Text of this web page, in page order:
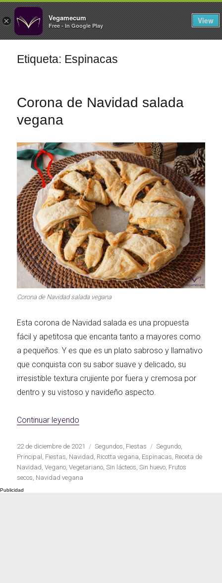
× Vegamecum
Free - In Google Play
View
FILTROS
Especial 'Al aire libre'
Cocina en Familia ¡A dipear!
Primeros para
brillar
Segundos
irresistibles
Los más completos
Las Hamburguesas
más Top
La salsa ideal Los imprescindibles Días de fiesta
Cocina de invierno
con calabaza
Etiqueta: Espinacas
Corona de Navidad salada
vegana
Corona de Navidad salada vegana
Esta corona de Navidad salada es una propuesta
fácil y apetitosa que encanta tanto a mayores como
a pequeños. Y es que es un plato sabroso y llamativo
que conquista con su sabor suave y delicado, su
irresistible textura crujiente por fuera y cremosa por
dentro y su vistoso y navideño aspecto.
Continuar leyendo
Publicado
el
22 de diciembre de 2021 Categorías
Segundos, Fiestas Etiquetas
Segundo,
Principal , Fiestas, Navidad, Ricotta vegana, Espinacas, Receta de
Navidad,Vegano,Vegetariano,Sin lácteos,Sin huevo, Frutos
secos, Navidad vegana